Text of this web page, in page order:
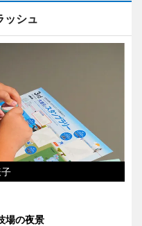
ッシュ
場の夜景